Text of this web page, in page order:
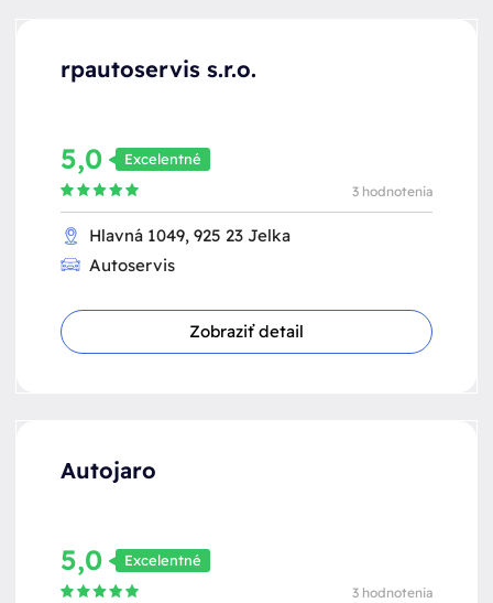
rpautoservis s.r.o.
5,0 Excelentné
3 hodnotenia
Hlavná 1049, 925 23 Jelka
Autoservis
Zobraziť detail
Autojaro
5,0 Excelentné
3 hodnotenia